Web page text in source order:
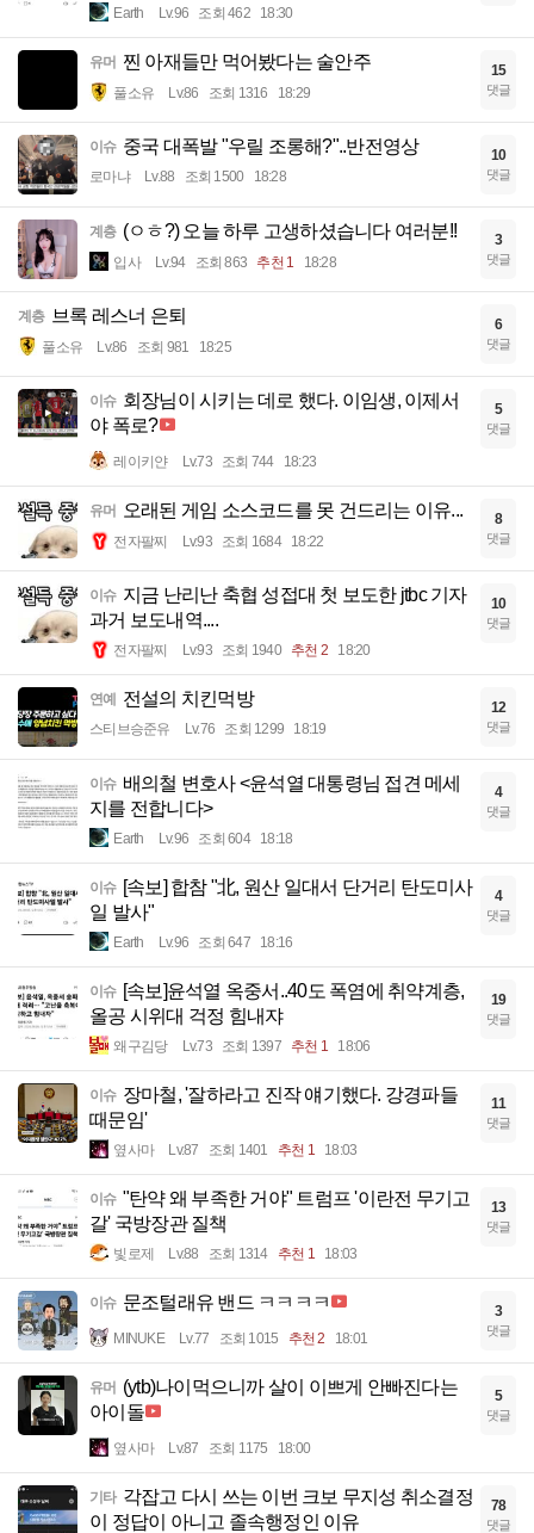
Earth Lv.96 조회 462 18:30
유머 찐 아재들만 먹어봤다는 술안주
풀소유 Lv.86 조회 1316 18:29
15
댓글
이슈 중국 대폭발 "우릴 조롱해?"..반전영상
로마냐 Lv.88 조회 1500 18:28
10
댓글
계층 (ㅇㅎ?) 오늘 하루 고생하셨습니다 여러분!!
입사 Lv.94 조회 863 추천 1 18:28
3
댓글
계층 브록 레스너 은퇴
풀소유 Lv.86 조회 981 18:25
6
댓글
이슈 회장님이 시키는 데로 했다. 이임생, 이제서
야 폭로?
레이키얀 Lv.73 조회 744 18:23
5
댓글
유머 오래된 게임 소스코드를 못 건드리는 이유...
전자팔찌 Lv.93 조회 1684 18:22
8
댓글
이슈 지금 난리난 축협 성접대 첫 보도한 jtbc 기자
과거 보도내역....
전자팔찌 Lv.93 조회 1940 추천 2 18:20
10
댓글
연예 전설의 치킨먹방
스티브승준유 Lv.76 조회 1299 18:19
12
댓글
이슈 배의철 변호사 <윤석열 대통령님 접견 메세
지를 전합니다>
Earth Lv.96 조회 604 18:18
4
댓글
이슈 [속보] 합참 "北, 원산 일대서 단거리 탄도미사
일 발사"
Earth Lv.96 조회 647 18:16
4
댓글
이슈 [속보]윤석열 옥중서..40도 폭염에 취약계층,
올공 시위대 걱정 힘내쟈
왜구김당 Lv.73 조회 1397 추천 1 18:06
19
댓글
이슈 장마철, '잘하라고 진작 얘기했다. 강경파들
때문임'
옆사마 Lv.87 조회 1401 추천 1 18:03
11
댓글
이슈 "탄약 왜 부족한 거야" 트럼프 '이란전 무기고
갈' 국방장관 질책
빛로제 Lv.88 조회 1314 추천 1 18:03
13
댓글
이슈 문조털래유 밴드 ㅋㅋㅋㅋ
MINUKE Lv.77 조회 1015 추천 2 18:01
3
댓글
유머 (ytb)나이먹으니까 살이 이쁘게 안빠진다는
아이돌
옆사마 Lv.87 조회 1175 18:00
5
댓글
기타 각잡고 다시 쓰는 이번 크보 무지성 취소결정
이 정답이 아니고 졸속행정인 이유
78
댓글